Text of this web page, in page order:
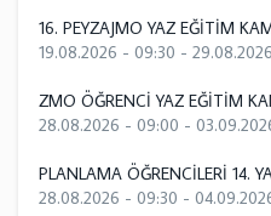
16. PEYZAJMO YAZ EĞİTİM
19.08.2026 - 09:30 -
ZMO ÖĞRENCİ YAZ EĞİTİM
28.08.2026 - 09:00 -
PLANLAMA ÖĞRENCİLERİ 14.
28.08.2026 - 09:30 -